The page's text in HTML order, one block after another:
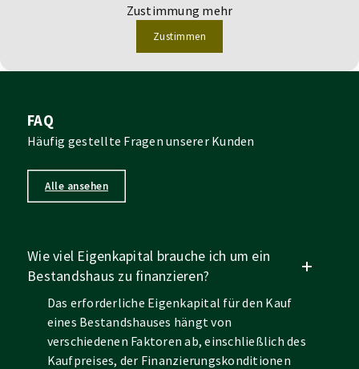
Zustimmung mehr
Zustimmen
FAQ
Häufig gestellte Fragen unserer Kunden
Alle ansehen
Wie viel Eigenkapital brauche ich um ein
Bestandshaus zu finanzieren?
Das erforderliche Eigenkapital für den Kauf
eines Bestandshauses hängt von
verschiedenen Faktoren ab, einschließlich des
Kaufpreises, der Finanzierungskonditionen